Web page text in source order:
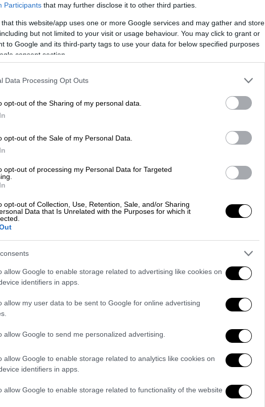
Participants that may further disclose it to other third parties.
that this website/app uses one or more Google services and may gather and store
but not limited to your visit or usage behaviour. You may click to grant or
to Google and its third-party tags to use your data for below specified purposes
consent section.
Data Processing Opt Outs
opt-out of the Sharing of my personal data.
opt-out of the Sale of my Personal Data.
opt-out of processing my Personal Data for Targeted
opt-out of Collection, Use, Retention, Sale, and/or Sharing
Data that Is Unrelated with the Purposes for which it
allow Google to enable storage related to advertising like cookies on
identifiers in apps.
allow my user data to be sent to Google for online advertising
allow Google to send me personalized advertising.
allow Google to enable storage related to analytics like cookies on
identifiers in apps.
allow Google to enable storage related to functionality of the website
το ΕΘΝΟΣ στη Google
τουΌσλο, σύμφωνα με ανακοίνωση της
νορβηγικά μέσα ενημέρωσης
στη
ομοφυλοφίλων
, που βρίσκεται σε
the police to come and catch him,
gay club #Shooting #Oslo
June 25, 2022
ο οποίος ήταν αυτόπτης
μπαίνει κρατώντας μια τσάντα. Έβγαλε
NRK:
και χτυπήθηκα από θραύσματα
οπότε βρήκα καταφύγιο στο
κι άλλα άτομα μαζί μου».